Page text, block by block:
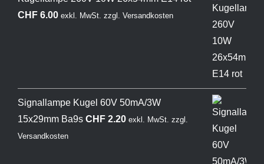
CHF6.00 exkl. MwSt. zzgl. Versandkosten
Signallampe Kugel 60V 50mA/3W
15x29mm Ba9s CHF2.20 exkl. MwSt. zzgl.
Versandkosten